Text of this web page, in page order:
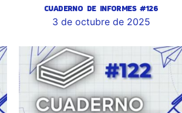
CUADERNO DE INFORMES #126
3 de octubre de 2025